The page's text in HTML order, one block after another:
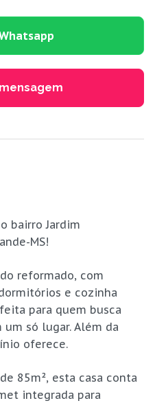
bairro Jardim
MS!
reformado, com
e cozinha
para quem busca
só lugar. Além da
oferece.
85m², esta casa conta
integrada para